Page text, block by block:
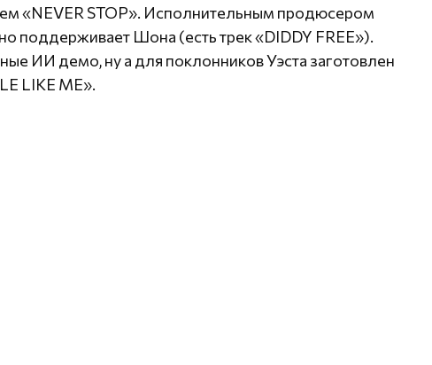
«NEVER STOP». Исполнительным продюсером
поддерживает Шона (есть трек «DIDDY FREE»).
ИИ демо, ну а для поклонников Уэста заготовлен
LIKE ME».